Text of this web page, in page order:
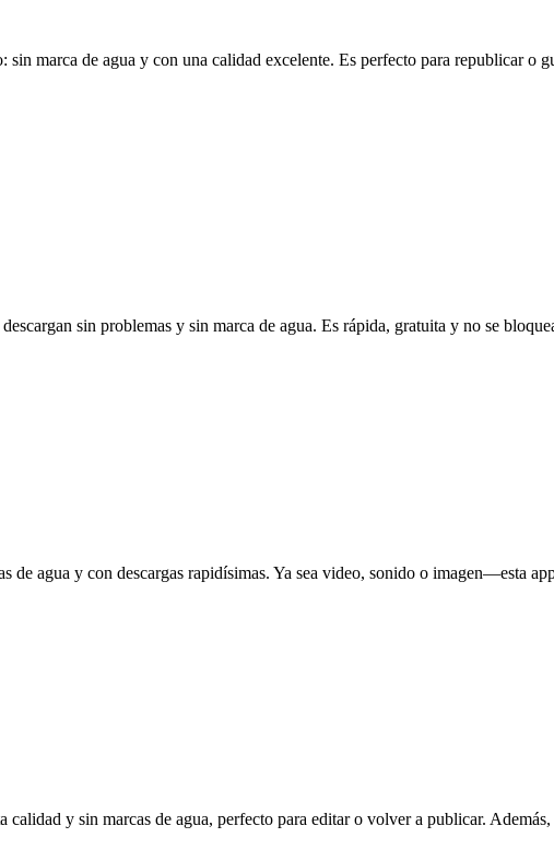
marca de agua y con una calidad excelente. Es perfecto para republicar o
sin problemas y sin marca de agua. Es rápida, gratuita y no se
agua y con descargas rapidísimas. Ya sea video, sonido o imagen—esta
y sin marcas de agua, perfecto para editar o volver a publicar.